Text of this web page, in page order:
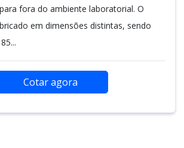
fora do ambiente laboratorial. O
em dimensões distintas, sendo
Cotar agora